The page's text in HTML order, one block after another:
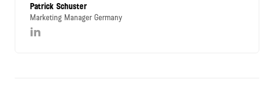
Patrick Schuster
Marketing Manager Germany